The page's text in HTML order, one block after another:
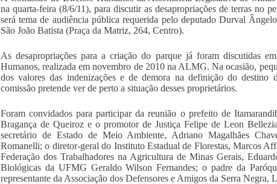
na quarta-feira (8/6/11), para discutir as desapropriações de terras no
será tema de audiência pública requerida pelo deputado Durval
São João Batista (Praça da Matriz, 264, Centro).
As desapropriações para a criação do parque já foram discutidas
Humanos, realizada em novembro de 2010 na ALMG. Na ocasião,
dos valores das indenizações e de demora na definição do
comissão pretende ver de perto a situação desses proprietários.
Foram convidados para participar da reunião o prefeito de
Bragança de Queiroz e o promotor de Justiça Felipe de Leon
secretário de Estado de Meio Ambiente, Adriano Magalhães
Romanelli; o diretor-geral do Instituto Estadual de Florestas, Marcos
Federação dos Trabalhadores na Agricultura de Minas Gerais,
Biológicas da UFMG Geraldo Wilson Fernandes; o padre da
representante da Associação dos Defensores e Amigos da Serra Negra,